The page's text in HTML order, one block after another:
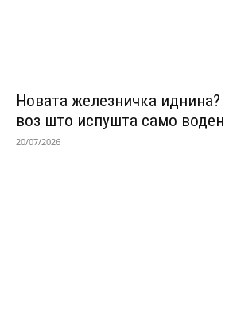
Новата железничка
воз што испушта само
20/07/2026